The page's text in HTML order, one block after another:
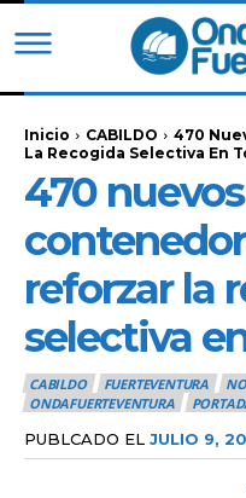
Inicio CABILDO
470
La Recogida Selectiva En
470 nuevos
reforzar la
selectiva
CABILDO FUERTEVENTURA
ONDAFUERTEVENTURA
PUBLCADO EL JULIO 9,